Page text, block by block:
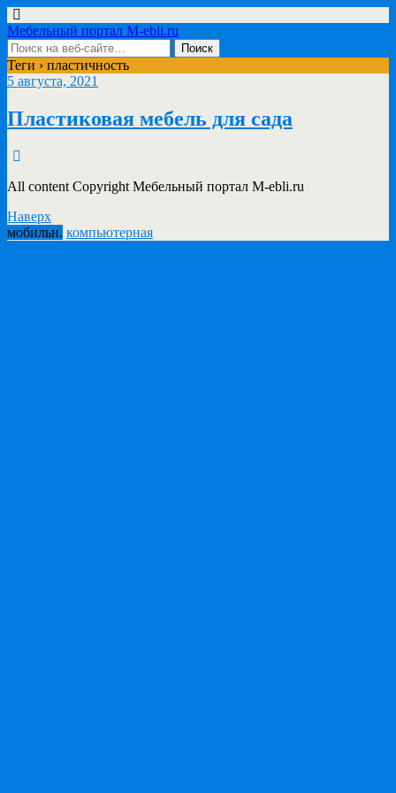
Мебельный портал M-ebli.ru
Теги › пластичность
5 августа, 2021
Пластиковая мебель для сада
All content Copyright Мебельный портал M-ebli.ru
Наверх
мобильн. компьютерная